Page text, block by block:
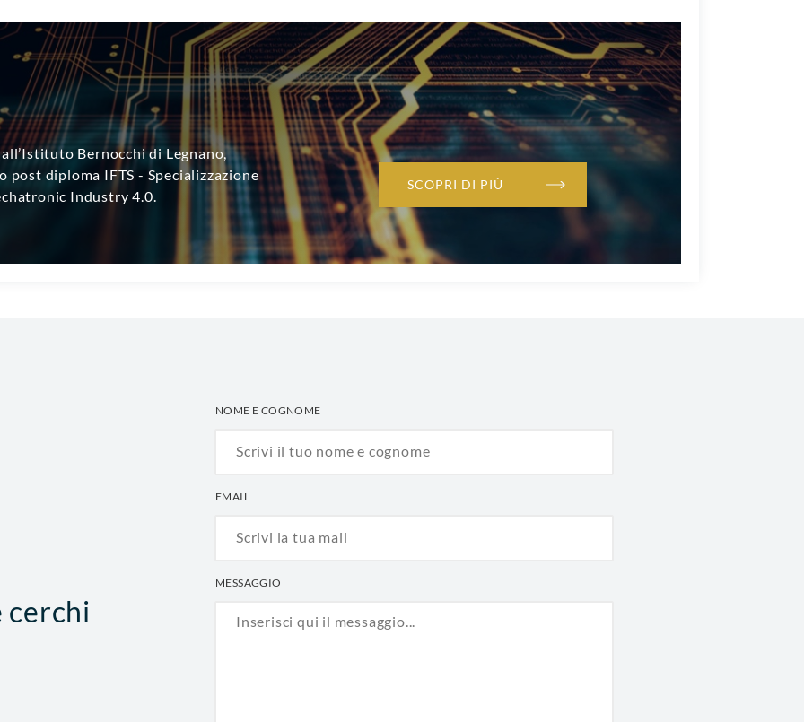
Bernocchi di Legnano,
diploma IFTS - Specializzazione
Industry 4.0.
SCOPRI DI PIÙ
cerchi
NOME E COGNOME
EMAIL
MESSAGGIO